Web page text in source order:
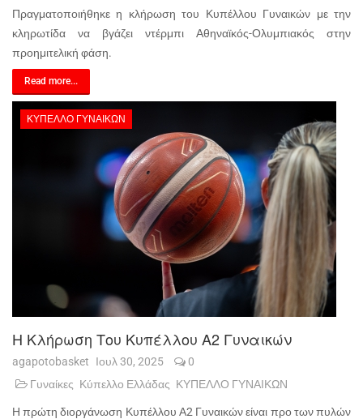
Πραγματοποιήθηκε η κλήρωση του Κυπέλλου Γυναικών με την
κληρωτίδα να βγάζει ντέρμπι Αθηναϊκός-Ολυμπιακός στην
προημιτελική φάση.
Read more...
ΚΎΠΕΛΛΟ ΓΥΝΑΙΚΏΝ
Η Κλήρωση Του Κυπέλλου Α2 Γυναικών
agapotobasket Ιουλ 30, 2025
0
Γυναίκες Κύπελλο Ελλάδας ΚΥΠΕΛΛΟ ΓΥΝΑΙΚΩΝ
Η πρώτη διοργάνωση Κυπέλλου Α2 Γυναικών είναι προ των πυλών